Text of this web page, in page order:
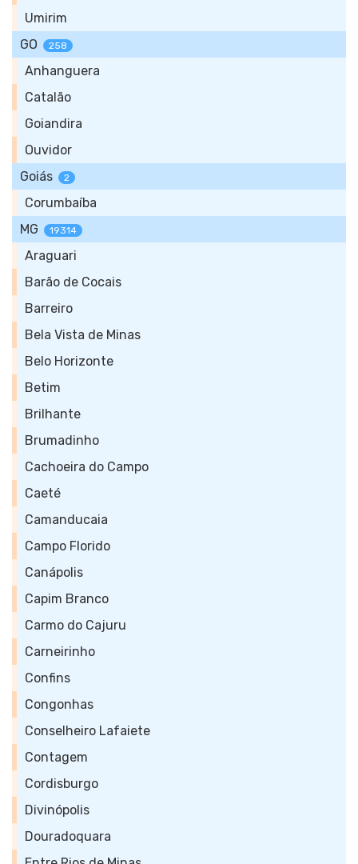
Umirim
GO
258
Anhanguera
Catalão
Goiandira
Ouvidor
Goiás
2
Corumbaíba
MG
19314
Araguari
Barão de Cocais
Barreiro
Bela Vista de Minas
Belo Horizonte
Betim
Brilhante
Brumadinho
Cachoeira do Campo
Caeté
Camanducaia
Campo Florido
Canápolis
Capim Branco
Carmo do Cajuru
Carneirinho
Confins
Congonhas
Conselheiro Lafaiete
Contagem
Cordisburgo
Divinópolis
Douradoquara